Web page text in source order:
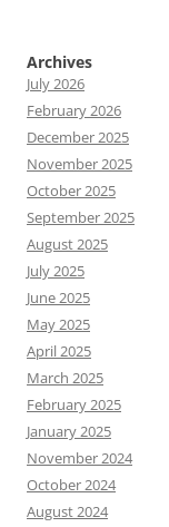
Archives
July 2026
February 2026
December 2025
November 2025
October 2025
September 2025
August 2025
July 2025
June 2025
May 2025
April 2025
March 2025
February 2025
January 2025
November 2024
October 2024
August 2024